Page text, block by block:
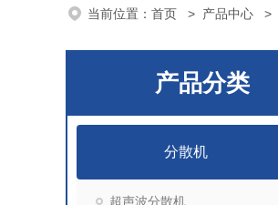
当前位置： 首页 > 产品中心 >
产品分类
分散机
超声波分散机